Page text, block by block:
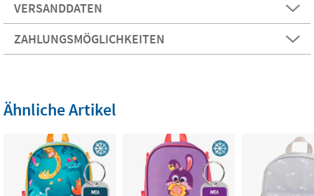
VERSANDDATEN
ZAHLUNGSMÖGLICHKEITEN
Ähnliche Artikel